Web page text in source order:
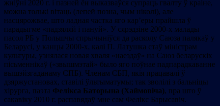
жніўні 2020 г. і пазней ён выказваўся супраць гвалту ў краіне,
можна толькі вітаць (лепей позна, чым ніколі), але
насцярожвае, што ладная частка яго кар’еры прайшла ў
парадыгме «падзяляй і пануй». У сярэдзіне 2000-х малады
пасол РБ у Польшчы спрычыніўся да расколу Саюза палякаў у
Беларусі, у канцы 2000-х, калі П. Латушка стаў міністрам
культуры, узнялася новая хваля «наездаў» на Саюз беларускіх
пісьменнікаў («звышмэтай» было яго поўнае падпарадкаванне
вышэйзгаданаму СПБ). Членам СБП, якія працавалі ў
дзяржустановах, ставілі ўльтыматумы; так зволілі з бальніцы
хірурга, паэта Фелікса Баторына (Хаймовіча), пра што ў
сакавіку 2010 г. распавядаў мне сам Фелікс Барысавіч.